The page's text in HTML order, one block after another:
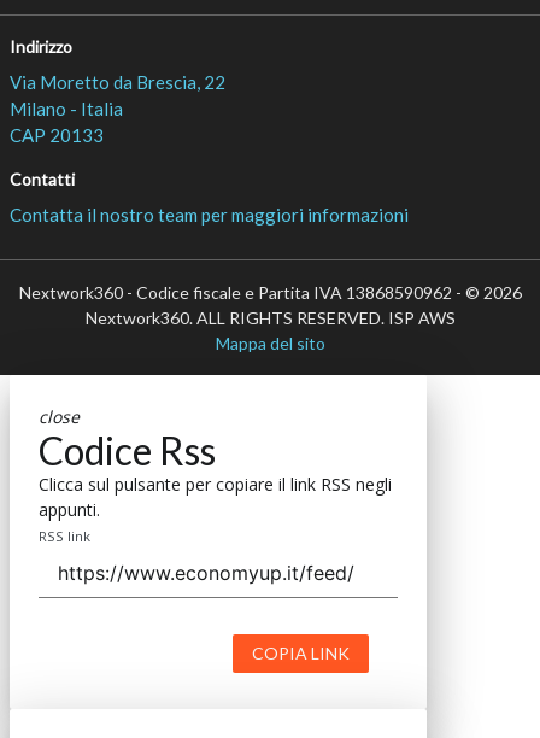
Indirizzo
Via Moretto da Brescia, 22
Milano - Italia
CAP 20133
Contatti
Contatta il nostro team per maggiori informazioni
Nextwork360 - Codice fiscale e Partita IVA 13868590962 - © 2026
Nextwork360. ALL RIGHTS RESERVED. ISP AWS
Mappa del sito
close
Codice Rss
Clicca sul pulsante per copiare il link RSS negli
appunti.
RSS link
COPIA LINK